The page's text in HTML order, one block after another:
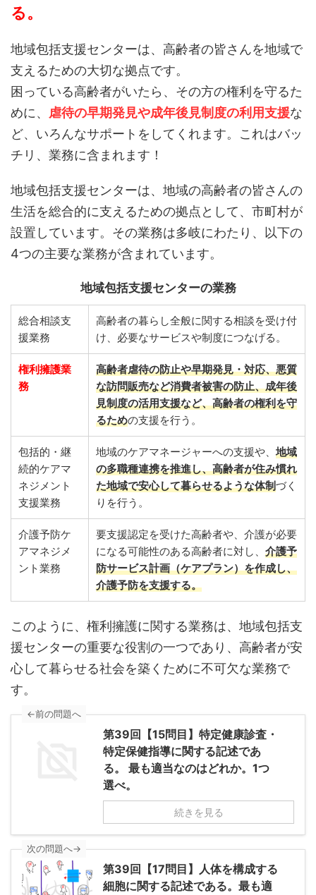
る。
地域包括支援センターは、高齢者の皆さんを地域で
支えるための大切な拠点です。
困っている高齢者がいたら、その方の権利を守るた
めに、 虐待の早期発見や成年後見制度の利用支援な
ど、いろんなサポートをしてくれます。これはバッ
チリ、業務に含まれます！
地域包括支援センターは、地域の高齢者の皆さんの
生活を総合的に支えるための拠点として、市町村が
設置しています。その業務は多岐にわたり、以下の
4つの主要な業務が含まれています。
地域包括支援センターの業務
総合相談支
援業務
高齢者の暮らし全般に関する相談を受け付
け、必要なサービスや制度につなげる。
権利擁護業
務
高齢者虐待の防止や早期発見・対応、悪質
な訪問販売など消費者被害の防止、成年後
見制度の活用支援など、高齢者の権利を守
るための支援を行う。
包括的・継
続的ケアマ
ネジメント
支援業務
地域のケアマネージャーへの支援や、 地域
の多職種連携を推進し、高齢者が住み慣れ
た地域で安心して暮らせるような体制づく
りを行う。
介護予防ケ
アマネジメ
ント業務
要支援認定を受けた高齢者や、介護が必要
になる可能性のある高齢者に対し、 介護予
防サービス計画（ケアプラン）を作成し、
介護予防を支援する。
このように、権利擁護に関する業務は、地域包括支
援センターの重要な役割の一つであり、高齢者が安
心して暮らせる社会を築くために不可欠な業務で
す。
←前の問題へ
第39回【15問目】特定健康診査・
特定保健指導に関する記述であ
る。 最も適当なのはどれか。1つ
選べ。
続きを見る
次の問題へ→
第39回【17問目】人体を構成する
細胞に関する記述である。最も適